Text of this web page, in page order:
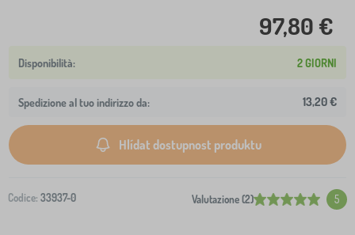
97,80 €
2 GIORNI
Spedizione al tuo indirizzo da: 13,20 €
Hlídat dostupnost produktu
Codice: 33937-0 Valutazione (2) 5